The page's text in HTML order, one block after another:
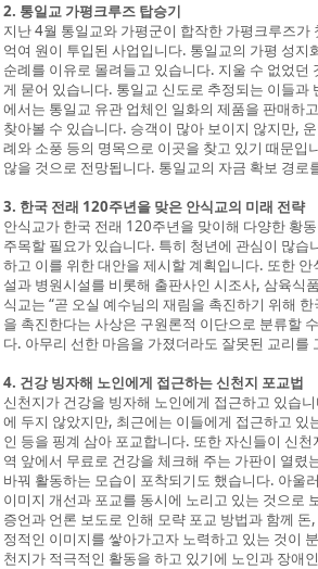
2. 통일교 가평크루즈 탑승기
지난 4월 통일교와 가평군이 합작한 가평크루즈
억여 원이 투입된 사업입니다. 통일교의 가평 성
순례를 이유로 몰려들고 있습니다. 지울 수 없었
게 묻어 있습니다. 통일교 신도로 추정되는 이들
에서는 통일교 유관 업체인 일화의 제품을 판매하
찾아볼 수 있습니다. 승객이 많아 보이지 않지만,
례와 소풍 등의 명목으로 이곳을 찾고 있기 때문
않을 것으로 전망됩니다. 통일교의 자금 확보 경
3. 한국 전래 120주년을 맞은 안식교의 미래 전략
안식교가 한국 전래 120주년을 맞이해 다양한 황
주목할 필요가 있습니다. 특히 청년에 관심이 많
하고 이를 위한 대안을 제시할 계획입니다. 또한
설과 병원시설를 비롯해 출판사인 시조사, 삼육식
식교는 “곧 오실 예수님의 재림을 촉진하기 위해
을 촉진한다는 사상은 구원론적 이단으로 분류할
다. 아무리 선한 마음을 가졌더라도 잘못된 교리
4. 건강 빙자해 노인에게 접근하는 신천지 포교법
신천지가 건강을 빙자해 노인에게 접근하고 있습
에 두지 않았지만, 최근에는 이들에게 접근하고
인 등을 핑계 삼아 포교합니다. 또한 자신들이 신
역 앞에서 무료로 건강을 체크해 주는 가판이 열
바꿔 활동하는 모습이 포착되기도 했습니다. 아울
이미지 개선과 포교를 동시에 노리고 있는 것으로
증언과 언론 보도로 인해 모략 포교 방법과 함께
정적인 이미지를 쌓아가고자 노력하고 있는 것이
천지가 적극적인 활동을 하고 있기에 노인과 장애